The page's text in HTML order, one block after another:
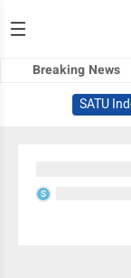
Breaking News
SATU
S